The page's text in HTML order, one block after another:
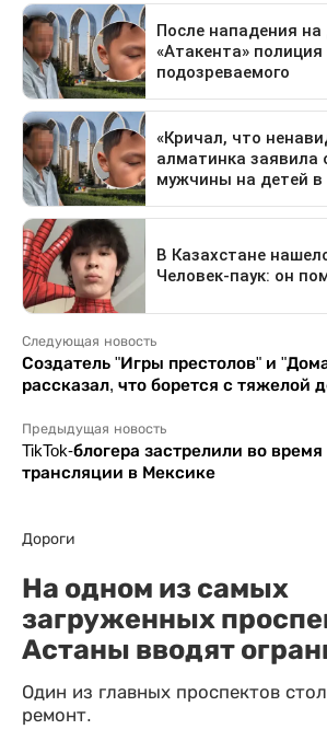
Следующая новость
Создатель "Игры престолов" и
рассказал, что борется с тяжелой
Предыдущая новость
TikTok-блогера застрелили во
трансляции в Мексике
Дороги
На одном из самых
загруженных
Астаны вводят
Один из главных проспектов
ремонт.